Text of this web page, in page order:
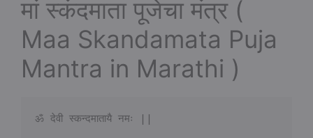
मां स्कंदमाता पूजेचा मंत्र (
Maa Skandamata Puja
Mantra in Marathi )
ॐ देवी स्कन्दमातायै नमः ||